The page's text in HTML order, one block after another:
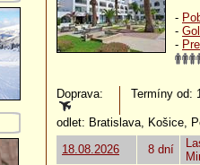
-
-
-
Doprava: Termíny od:
odlet: Bratislava, Košice,
18.08.2026
8 dní